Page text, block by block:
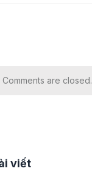
Comments are closed.
viết